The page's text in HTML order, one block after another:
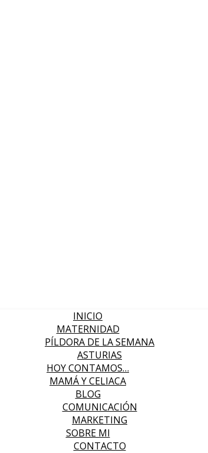
INICIO
MATERNIDAD
PÍLDORA DE LA SEMANA
ASTURIAS
HOY CONTAMOS…
MAMÁ Y CELIACA
BLOG
COMUNICACIÓN
MARKETING
SOBRE MI
CONTACTO